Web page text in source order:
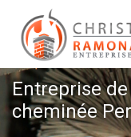
Entreprise
cheminée